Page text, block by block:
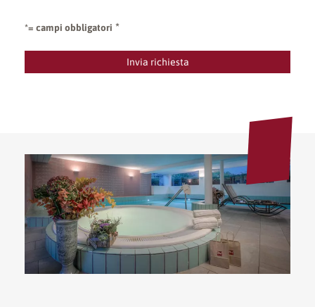
*= campi obbligatori